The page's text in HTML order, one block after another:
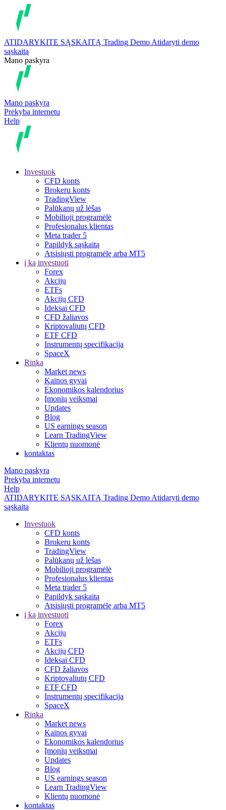
ATIDARYKITE SĄSKAITĄ Trading Demo Atidaryti demo
sąskaitą
Mano paskyra
Mano paskyra
Prekyba internetu
Help
Investuok
CFD konts
Brokeru konts
TradingView
Palūkanų už lėšas
Mobilioji programėlė
Profesionalus klientas
Meta trader 5
Papildyk sąskaitą
Atsisiųsti programėlę arba MT5
į ką investuoti
Forex
Akcijų
ETFs
Akcijų CFD
Ideksai CFD
CFD žaliavos
Kriptovaliutų CFD
ETF CFD
Instrumentų specifikacija
SpaceX
Rinka
Market news
Kainos gyvai
Ekonomikos kalendorius
Įmonių veiksmai
Updates
Blog
US earnings season
Learn TradingView
Klientų nuomonė
kontaktas
Mano paskyra
Prekyba internetu
Help
ATIDARYKITE SĄSKAITĄ Trading Demo Atidaryti demo
sąskaitą
Investuok
CFD konts
Brokeru konts
TradingView
Palūkanų už lėšas
Mobilioji programėlė
Profesionalus klientas
Meta trader 5
Papildyk sąskaitą
Atsisiųsti programėlę arba MT5
į ką investuoti
Forex
Akcijų
ETFs
Akcijų CFD
Ideksai CFD
CFD žaliavos
Kriptovaliutų CFD
ETF CFD
Instrumentų specifikacija
SpaceX
Rinka
Market news
Kainos gyvai
Ekonomikos kalendorius
Įmonių veiksmai
Updates
Blog
US earnings season
Learn TradingView
Klientų nuomonė
kontaktas